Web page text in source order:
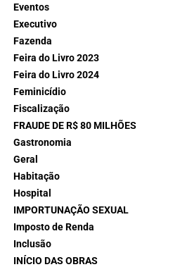
Eventos
Executivo
Fazenda
Feira do Livro 2023
Feira do Livro 2024
Feminicídio
Fiscalização
FRAUDE DE R$ 80 MILHÕES
Gastronomia
Geral
Habitação
Hospital
IMPORTUNAÇÃO SEXUAL
Imposto de Renda
Inclusão
INÍCIO DAS OBRAS